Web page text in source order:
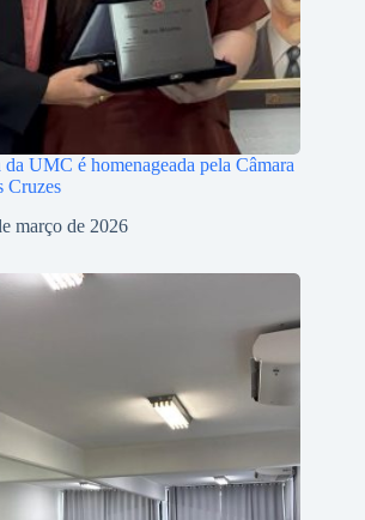
UMC é homenageada pela Câmara
Cruzes
março de 2026